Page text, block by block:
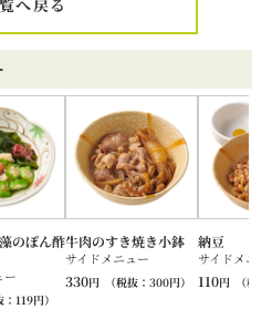
のぽん酢
ー
：119円）
牛肉のすき焼き小鉢
サイドメニュー
330円 （税抜：300円）
納豆
サイドメニ
110円 （税